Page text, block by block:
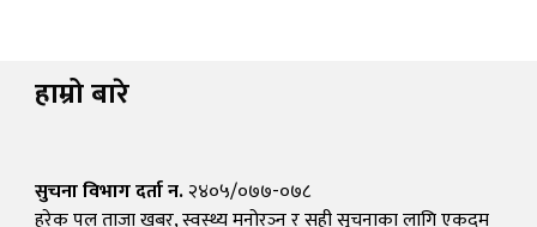
हाम्रो बारे
सुचना विभाग दर्ता न.२४०५/०७७-०७८
हरेक पल ताजा खबर, स्वस्थ्य मनोरञ्न र सही सुचनाका लागि एकदम